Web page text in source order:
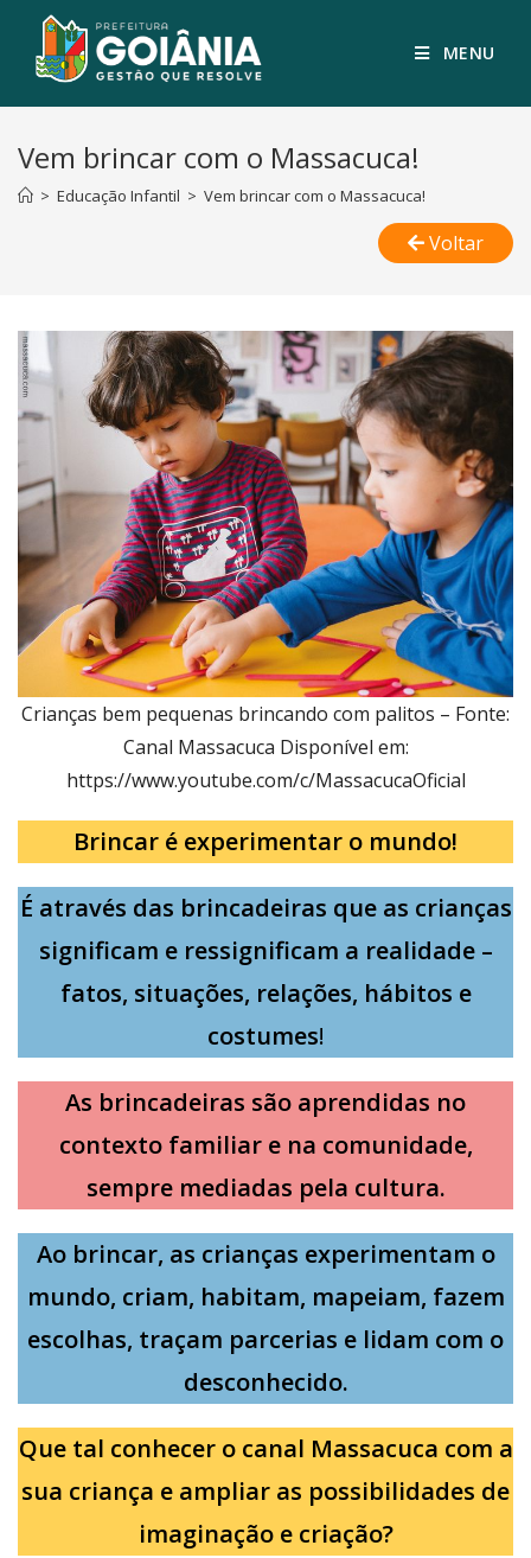
MENU
Vem brincar com o Massacuca!
> Educação Infantil > Vem brincar com o Massacuca!
Voltar
Crianças bem pequenas brincando com palitos – Fonte:
Canal Massacuca Disponível em:
https://www.youtube.com/c/MassacucaOficial
Brincar é experimentar o mundo!
É através das brincadeiras que as crianças
significam e ressignificam a realidade –
fatos, situações, relações, hábitos e
costumes!
As brincadeiras são aprendidas no
contexto familiar e na comunidade,
sempre mediadas pela cultura.
Ao brincar, as crianças experimentam o
mundo, criam, habitam, mapeiam, fazem
escolhas, traçam parcerias e lidam com o
desconhecido.
Que tal conhecer o canal Massacuca com a
sua criança e ampliar as possibilidades de
imaginação e criação?